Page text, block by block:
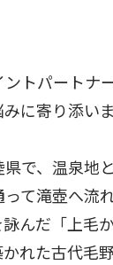
トパートナ
に寄り添い
で、温泉地
て滝壺へ流
んだ「上毛
れた古代毛